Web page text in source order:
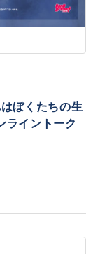
ぼくたちの生
ライントーク